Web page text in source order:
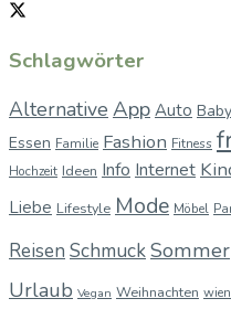
Schlagwörter
Alternative App Auto Baby
Essen Familie Fashion Fitness
Hochzeit Ideen Info Internet
Liebe Lifestyle Mode Möbel
Reisen SchmuckSommer
Urlaub Vegan Weihnachten wien